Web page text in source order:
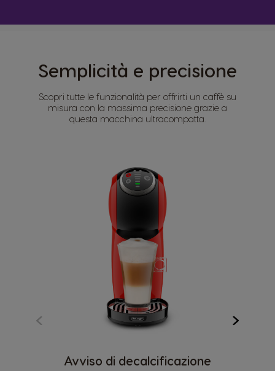
Semplicità e precisione
Scopri tutte le funzionalità per offrirti un caffè su
misura con la massima precisione grazie a
questa macchina ultracompatta.
Avviso di decalcificazione